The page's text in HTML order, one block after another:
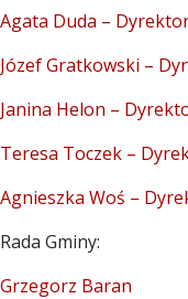
Agata Duda –
Józef Gratkowski –
Janina Helon –
Teresa Toczek –
Agnieszka Woś –
Rada Gminy:
Grzegorz Baran